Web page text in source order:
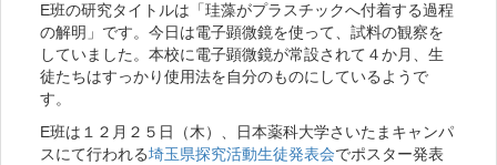
E班の研究タイトルは「珪藻がプラスチックへ付着する過程
の解明」です。今日は電子顕微鏡を使って、試料の観察を
していました。本校に電子顕微鏡が常設されて４か月、生
徒たちはすっかり使用法を自分のものにしているようで
す。
E班は１２月２５日（木）、日本薬科大学さいたまキャンパ
スにて行われる埼玉県探究活動生徒発表会でポスター発表